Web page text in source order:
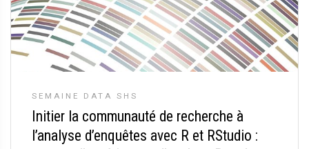
SEMAINE DATA SHS
Initier la communauté de recherche à
l’analyse d’enquêtes avec R et RStudio :